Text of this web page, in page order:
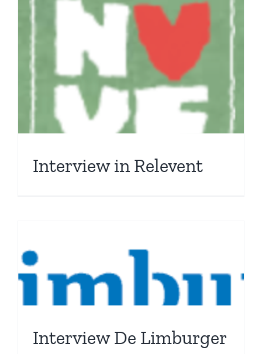
Interview in Relevent
Interview De Limburger